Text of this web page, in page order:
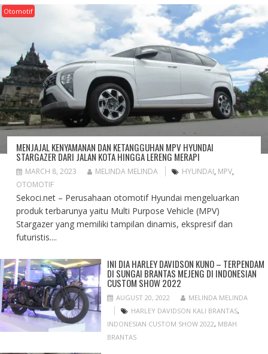
Otomotif
MENJAJAL KENYAMANAN DAN KETANGGUHAN MPV HYUNDAI
STARGAZER DARI JALAN KOTA HINGGA LERENG MERAPI
MARCH 8, 2023 MELINDA MELINDA HYUNDAI, MPV,
OTOMOTIF
Sekoci.net – Perusahaan otomotif Hyundai mengeluarkan
produk terbarunya yaitu Multi Purpose Vehicle (MPV)
Stargazer yang memiliki tampilan dinamis, ekspresif dan
futuristis....
INI DIA HARLEY DAVIDSON KUNO – TERPENDAM
DI SUNGAI BRANTAS MEJENG DI INDONESIAN
CUSTOM SHOW 2022
AUGUST 20, 2022
MELINDA MELINDA
HARLEY DAVIDSON KALI BRANTAS,
INDONESIAN CUSTOM SHOW 2022, MBAH
BRANTAS